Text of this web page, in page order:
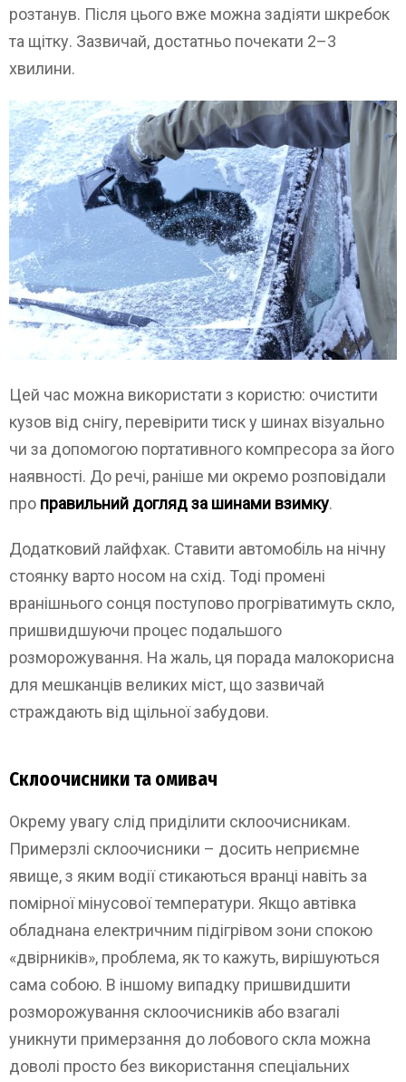
розтанув. Після цього вже можна задіяти шкребок
та щітку. Зазвичай, достатньо почекати 2–3
хвилини.
Цей час можна використати з користю: очистити
кузов від снігу, перевірити тиск у шинах візуально
чи за допомогою портативного компресора за його
наявності. До речі, раніше ми окремо розповідали
про правильний догляд за шинами взимку.
Додатковий лайфхак. Ставити автомобіль на нічну
стоянку варто носом на схід. Тоді промені
вранішнього сонця поступово прогріватимуть скло,
пришвидшуючи процес подальшого
розморожування. На жаль, ця порада малокорисна
для мешканців великих міст, що зазвичай
страждають від щільної забудови.
Склоочисники та омивач
Окрему увагу слід приділити склоочисникам.
Примерзлі склоочисники – досить неприємне
явище, з яким водії стикаються вранці навіть за
помірної мінусової температури. Якщо автівка
обладнана електричним підігрівом зони спокою
«двірників», проблема, як то кажуть, вирішуються
сама собою. В іншому випадку пришвидшити
розморожування склоочисників або взагалі
уникнути примерзання до лобового скла можна
доволі просто без використання спеціальних